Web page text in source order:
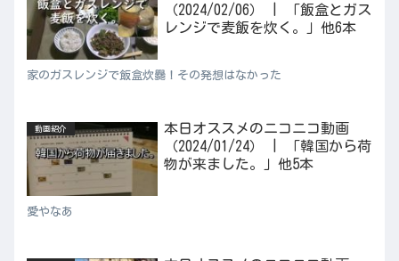
（2024/02/06） | 「飯盒とガス
レンジで麦飯を炊く。」他6本
家のガスレンジで飯盒炊爨！その発想はなかった
動画紹介
本日オススメのニコニコ動画
（2024/01/24） | 「韓国から荷
物が来ました。」他5本
愛やなあ